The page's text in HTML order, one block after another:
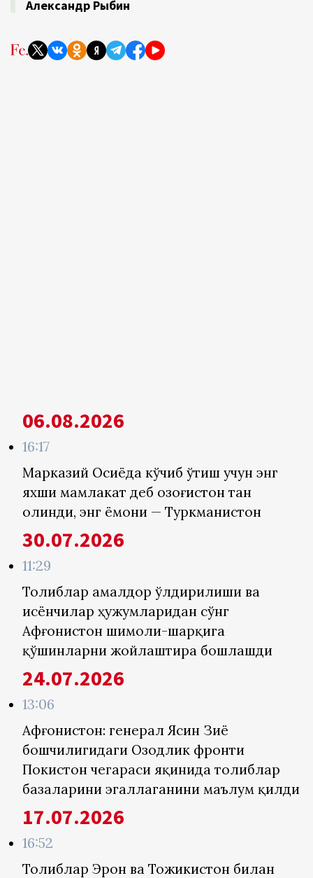
Александр Рыбин
06.08.2026
16:17
Марказий Осиёда кўчиб ўтиш учун энг
яхши мамлакат деб Қозоғистон тан
олинди, энг ёмони — Туркманистон
30.07.2026
11:29
Толиблар амалдор ўлдирилиши ва
исёнчилар ҳужумларидан сўнг
Афғонистон шимоли-шарқига
қўшинларни жойлаштира бошлашди
24.07.2026
13:06
Афғонистон: генерал Ясин Зиё
бошчилигидаги Озодлик фронти
Покистон чегараси яқинида толиблар
базаларини эгаллаганини маълум қилди
17.07.2026
16:52
Толиблар Эрон ва Тожикистон билан